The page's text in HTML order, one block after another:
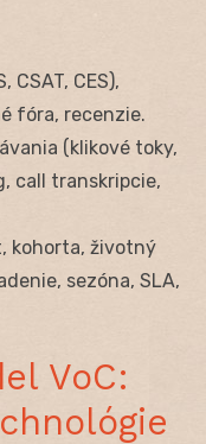
CSAT, CES),
fóra, recenzie.
(klikové toky,
call transkripcie,
kohorta, životný
sezóna, SLA,
VoC: